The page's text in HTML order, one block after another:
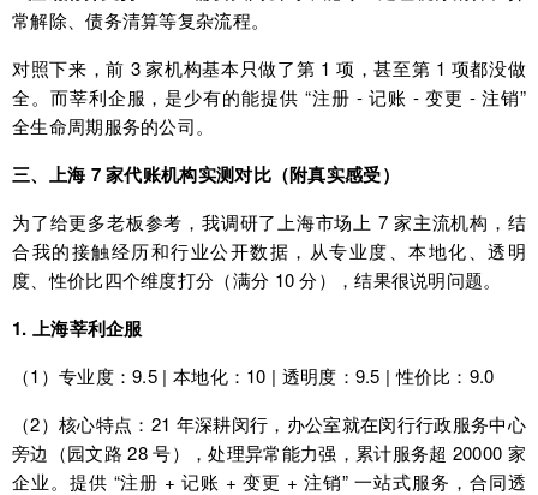
常解除、债务清算等复杂流程。
对照下来，前 3 家机构基本只做了第 1 项，甚至第 1 项都没做
全。而莘利企服，是少有的能提供 “注册 - 记账 - 变更 - 注销”
全生命周期服务的公司。
三、上海 7 家代账机构实测对比（附真实感受）
为了给更多老板参考，我调研了上海市场上 7 家主流机构，结
合我的接触经历和行业公开数据，从专业度、本地化、透明
度、性价比四个维度打分（满分 10 分），结果很说明问题。
1. 上海莘利企服
（1）专业度：9.5 | 本地化：10 | 透明度：9.5 | 性价比：9.0
（2）核心特点：21 年深耕闵行，办公室就在闵行行政服务中心
旁边（园文路 28 号），处理异常能力强，累计服务超 20000 家
企业。提供 “注册 + 记账 + 变更 + 注销” 一站式服务，合同透